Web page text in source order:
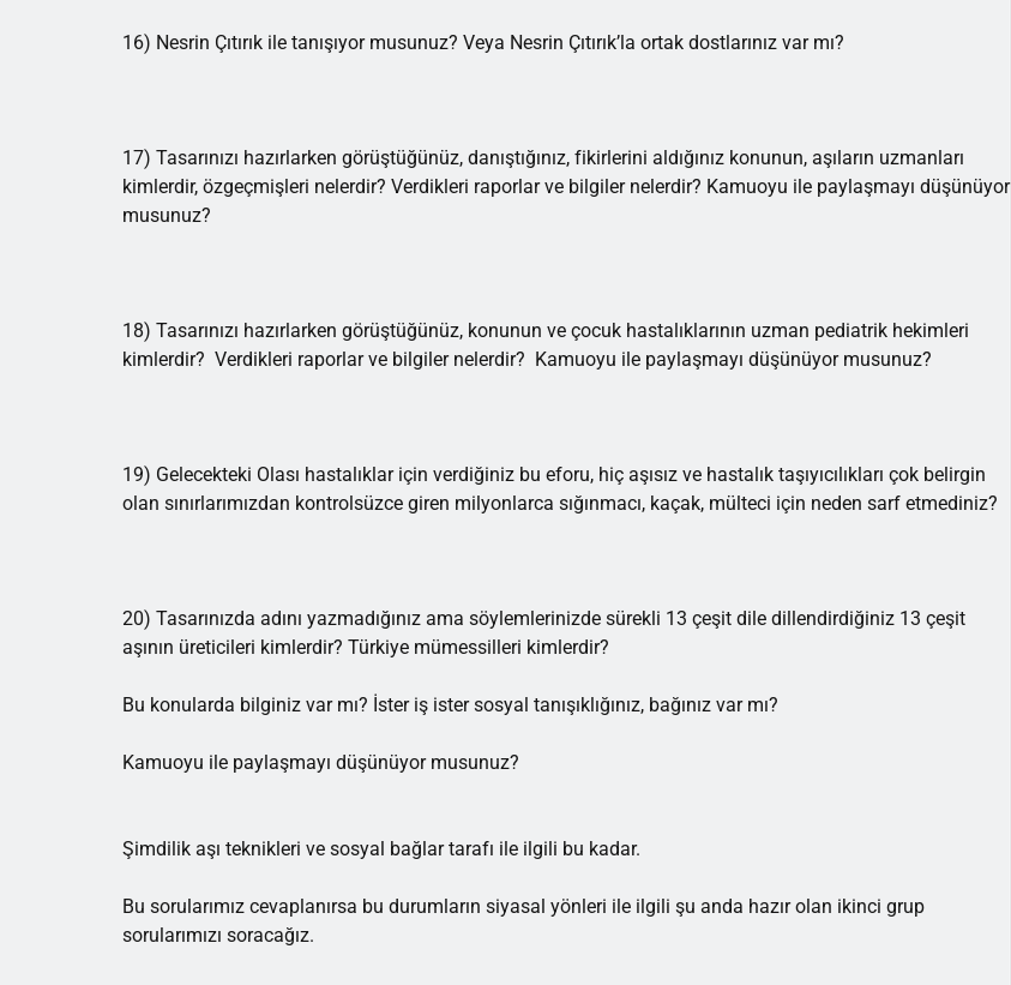
16) Nesrin Çıtırık ile tanışıyor musunuz? Veya Nesrin Çıtırık’la ortak dostlarınız var mı?
17) Tasarınızı hazırlarken görüştüğünüz, danıştığınız, fikirlerini aldığınız konunun, aşıların uzmanları
kimlerdir, özgeçmişleri nelerdir? Verdikleri raporlar ve bilgiler nelerdir? Kamuoyu ile paylaşmayı düşünüyor
musunuz?
18) Tasarınızı hazırlarken görüştüğünüz, konunun ve çocuk hastalıklarının uzman pediatrik hekimleri
kimlerdir? Verdikleri raporlar ve bilgiler nelerdir? Kamuoyu ile paylaşmayı düşünüyor musunuz?
19) Gelecekteki Olası hastalıklar için verdiğiniz bu eforu, hiç aşısız ve hastalık taşıyıcılıkları çok belirgin
olan sınırlarımızdan kontrolsüzce giren milyonlarca sığınmacı, kaçak, mülteci için neden sarf etmediniz?
20) Tasarınızda adını yazmadığınız ama söylemlerinizde sürekli 13 çeşit dile dillendirdiğiniz 13 çeşit
aşının üreticileri kimlerdir? Türkiye mümessilleri kimlerdir?
Bu konularda bilginiz var mı? İster iş ister sosyal tanışıklığınız, bağınız var mı?
Kamuoyu ile paylaşmayı düşünüyor musunuz?
Şimdilik aşı teknikleri ve sosyal bağlar tarafı ile ilgili bu kadar.
Bu sorularımız cevaplanırsa bu durumların siyasal yönleri ile ilgili şu anda hazır olan ikinci grup
sorularımızı soracağız.